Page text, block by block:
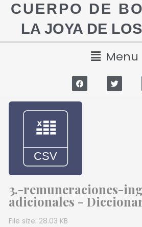
CUERPO DE
LA JOYA DE
Menu
3.-remuneraciones-
adicionales -
File size: 28.03 KB